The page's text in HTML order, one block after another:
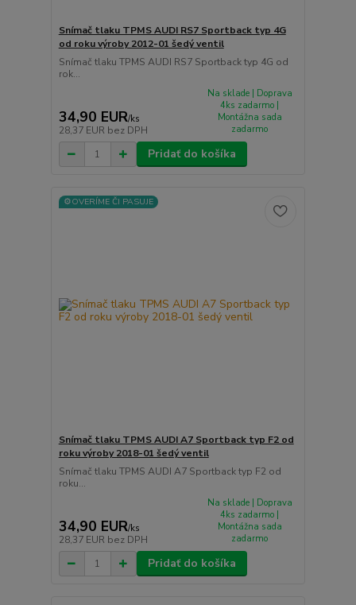
Snímač tlaku TPMS AUDI RS7 Sportback typ 4G
od roku výroby 2012-01 šedý ventil
Snímač tlaku TPMS AUDI RS7 Sportback typ 4G od
rok...
34,90 EUR/ks
28,37 EUR bez DPH
Na sklade | Doprava
4ks zadarmo |
Montážna sada
zadarmo
Pridať do košíka
⚙️OVERÍME ČI PASUJE
Snímač tlaku TPMS AUDI A7 Sportback typ F2 od
roku výroby 2018-01 šedý ventil
Snímač tlaku TPMS AUDI A7 Sportback typ F2 od
roku...
34,90 EUR/ks
28,37 EUR bez DPH
Na sklade | Doprava
4ks zadarmo |
Montážna sada
zadarmo
Pridať do košíka